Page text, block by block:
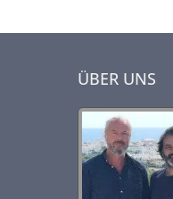
ÜBER UNS